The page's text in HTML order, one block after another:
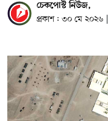
চেকপোস্ট নিউজ,
প্রকাশ : ৩০ মে ২০২৬ |